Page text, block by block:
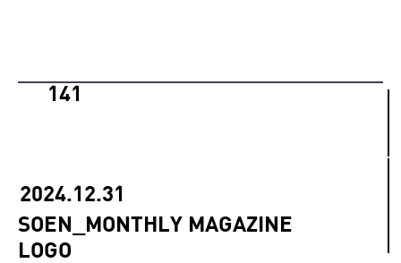
2024.12.31
SOEN_MONTHLY MAGAZINE
LOGO
141